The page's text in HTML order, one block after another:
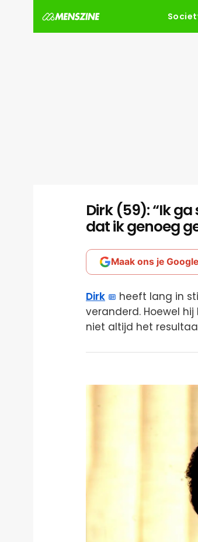
Dirk (59): “Ik
dat ik genoeg
Maak ons je
Dirk
heeft lang in
veranderd. Hoewel
niet altijd het